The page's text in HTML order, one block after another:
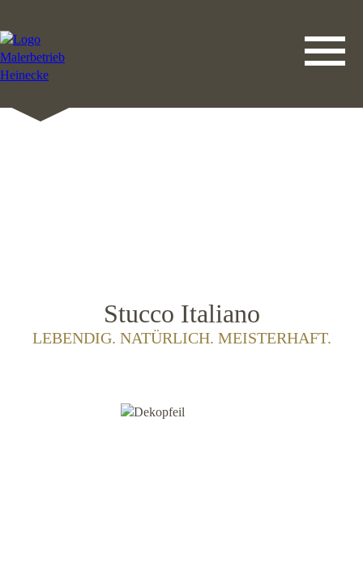
Stucco Italiano
LEBENDIG. NATÜRLICH. MEISTERHAFT.